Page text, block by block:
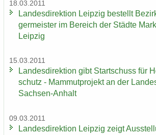
18.03.2011
Lan­des­di­rek­ti­on Leip­zig be­stellt
ger­meis­ter im Be­reich der Städ­te
Leip­zig
15.03.2011
Lan­des­di­rek­ti­on gibt Start­schuss für
schutz - Mam­mut­pro­jekt an der
Sachsen-​Anhalt
09.03.2011
Lan­des­di­rek­ti­on Leip­zig zeigt